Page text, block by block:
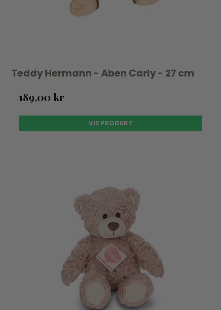
Teddy Hermann - Aben Carly - 27 cm
189,00 kr
VIS PRODUKT